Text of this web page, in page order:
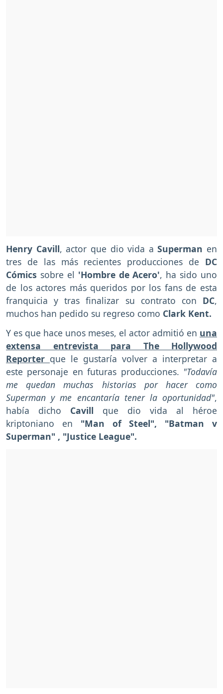
Henry Cavill, actor que dio vida aSuperman en
tres de las más recientes producciones de DC
Cómics sobre el 'Hombre de Acero', ha sido uno
de los actores más queridos por los fans de esta
franquicia y tras finalizar su contrato con DC,
muchos han pedido su regreso como Clark Kent.
Y es que hace unos meses, el actor admitió en una
extensa entrevista para The Hollywood
Reporter que le gustaría volver a interpretar a
este personaje en futuras producciones. "Todavía
me quedan muchas historias por hacer como
Superman y me encantaría tener la oportunidad",
había dicho Cavill que dio vida al héroe
kriptoniano en "Man of Steel", "Batman v
Superman" , "Justice League".